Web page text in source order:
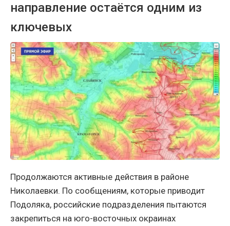
направление остаётся одним из
ключевых
Продолжаются активные действия в районе
Николаевки. По сообщениям, которые приводит
Подоляка, российские подразделения пытаются
закрепиться на юго-восточных окраинах